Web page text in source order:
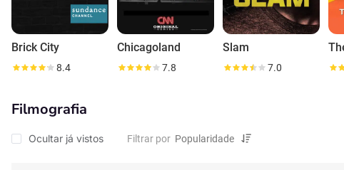
Brick City
8.4
Chicagoland
7.8
Slam
7.0
Filmografia
Ocultar já vistos Filtrar por